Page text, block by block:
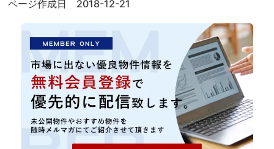
ページ作成日 2018-12-21